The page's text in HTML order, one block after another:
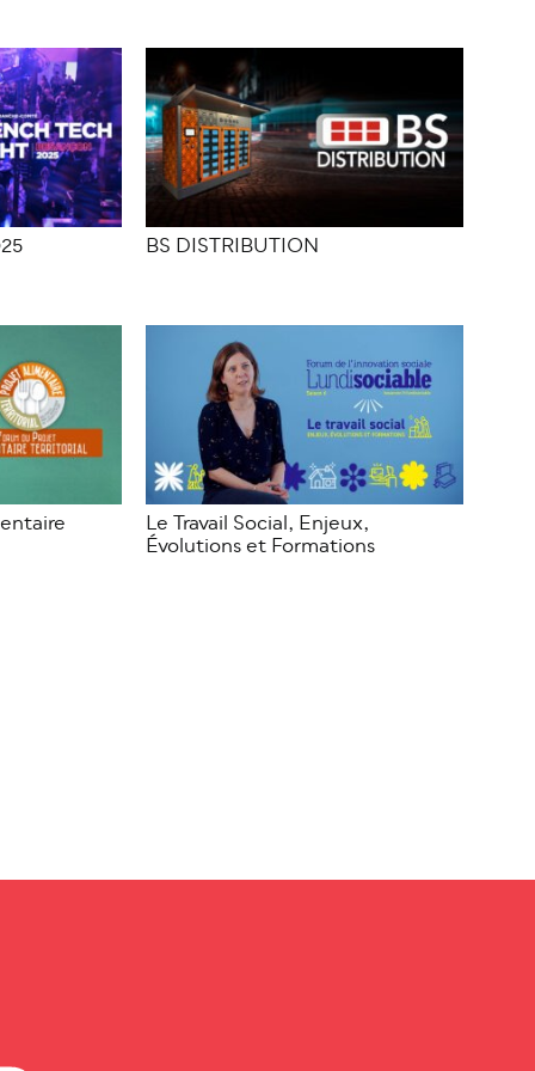
BS DISTRIBUTION
Le Travail Social, Enjeux,
Évolutions et Formations